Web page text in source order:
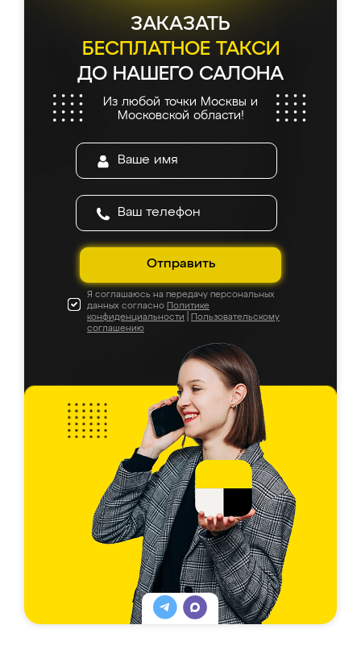
ЗАКАЗАТЬ
БЕСПЛАТНОЕ ТАКСИ
ДО НАШЕГО САЛОНА
Из любой точки Москвы и
Московской области!
Отправить
Я соглашаюсь на передачу персональных
данных согласно Политике
конфиденциальности
Пользовательскому
соглашению